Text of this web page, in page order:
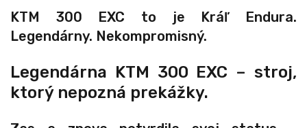
KTM 300 EXC to je Kráľ Endura.
Legendárny. Nekompromisný.
Legendárna KTM 300 EXC – stroj,
ktorý nepozná prekážky.